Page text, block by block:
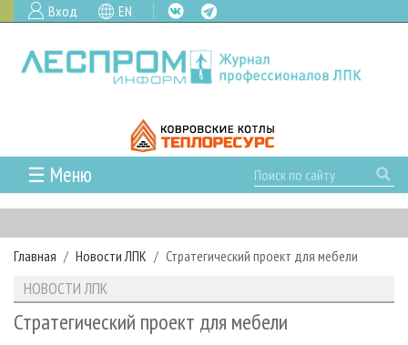
Вход EN
☰ Меню
ГЛАВНАЯ
РУБРИКИ И ТЕМЫ
РУБРИКИ ЖУРНАЛА
ЛЕСНОЕ ХОЗЯЙСТВО
ЛЕСОЗАГОТОВКА
НОВОСТИ
КАЛЕНДАРЬ СОБЫТИЙ
НОВОСТИ ЛПК
ПРОЕКТЫ ЛПИ
АНАЛИТИКА
АРХИВ
Главная Новости ЛПК Стратегический проект для мебели
НОВОСТИ ЛПК
Стратегический проект для мебели